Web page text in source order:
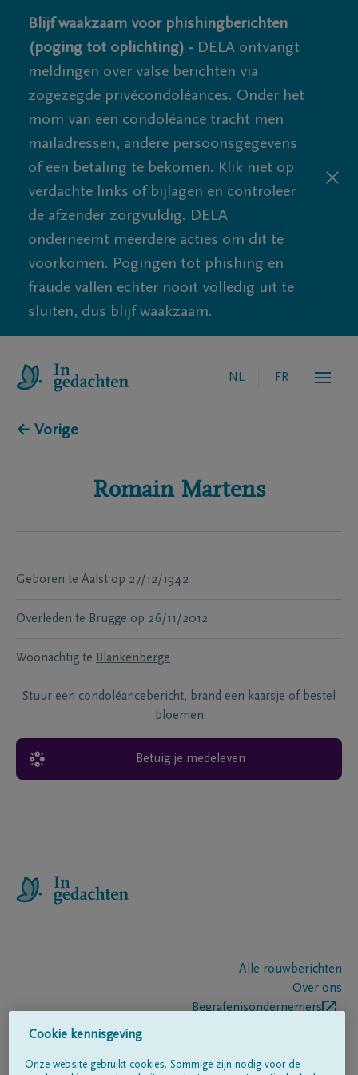
Blijf waakzaam voor phishingberichten
(poging tot oplichting) - DELA ontvangt
meldingen over valse berichten via
zogezegde privécondoléances. Onder het
mom van een condoléance tracht men
mailadressen, andere persoonsgegevens
of een betaling te bekomen. Klik niet op
verdachte links of bijlagen en controleer
de afzender zorgvuldig. DELA
onderneemt meerdere acties om dit te
voorkomen. Pogingen tot phishing en
fraude vallen echter nooit volledig uit te
sluiten, dus blijf waakzaam.
NL FR
← Vorige
Romain Martens
Geboren te Aalst op 27/12/1942
Overleden te Brugge op 26/11/2012
Woonachtig te Blankenberge
Stuur een condoléancebericht, brand een kaarsje of bestel
bloemen
Betuig je medeleven
Alle rouwberichten
Over ons
Begrafenisondernemers
Cookie kennisgeving
Onze website gebruikt cookies. Sommige zijn nodig voor de